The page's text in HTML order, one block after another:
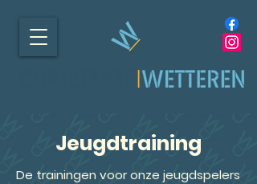
Jeugdtraining
De trainingen voor onze jeugdspelers